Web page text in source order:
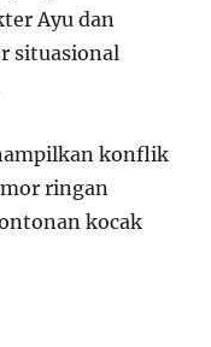
Ayu dan
situasional
konflik
ringan
kocak